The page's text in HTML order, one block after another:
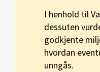
I henhold til
dessuten
godkjente
hvordan
unngås.